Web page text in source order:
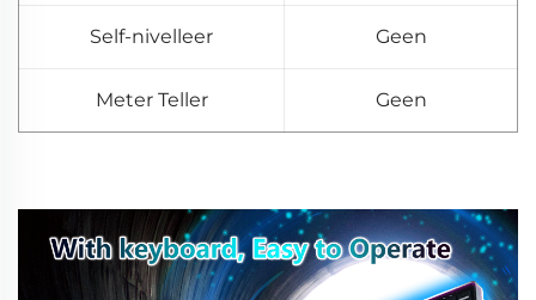
Self-nivelleer Geen
Meter Teller Geen